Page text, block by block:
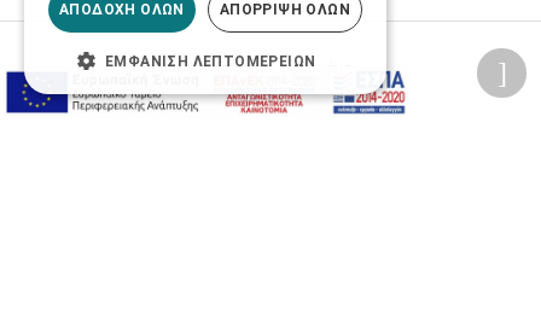
Προσωπικά δεδομένα
Όροι Χρήσης Ιστοσελίδας
ΑΠΟΔΟΧΉ ΌΛΩΝ ΑΠΌΡΡΙΨΗ ΌΛΩΝ
ΕΜΦΆΝΙΣΗ ΛΕΠΤΟΜΕΡΕΙΏΝ